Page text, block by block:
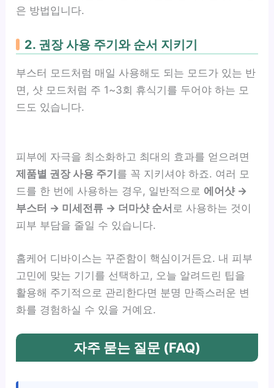
은 방법입니다.
2. 권장 사용 주기와 순서 지키기
부스터 모드처럼 매일 사용해도 되는 모드가 있는 반
면, 샷 모드처럼 주 1~3회 휴식기를 두어야 하는 모
드도 있습니다.
피부에 자극을 최소화하고 최대의 효과를 얻으려면
제품별 권장 사용 주기 를 꼭 지키셔야 하죠. 여러 모
드를 한 번에 사용하는 경우, 일반적으로 에어샷 →
부스터 → 미세전류 → 더마샷 순서 로 사용하는 것이
피부 부담을 줄일 수 있습니다.
홈케어 디바이스는 꾸준함이 핵심이거든요. 내 피부
고민에 맞는 기기를 선택하고, 오늘 알려드린 팁을
활용해 주기적으로 관리한다면 분명 만족스러운 변
화를 경험하실 수 있을 거예요.
자주 묻는 질문 (FAQ)